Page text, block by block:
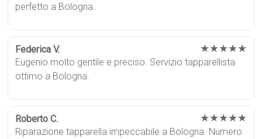
perfetto a Bologna.
Federica V. ★★★★★
Eugenio molto gentile e preciso. Servizio tapparellista
ottimo a Bologna.
Roberto C. ★★★★★
Riparazione tapparella impeccabile a Bologna. Numero